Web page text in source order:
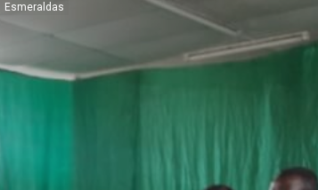
Esmeraldas